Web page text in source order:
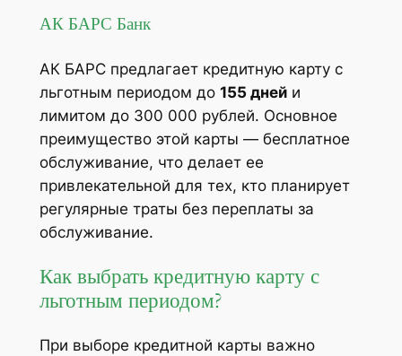
АК БАРС Банк
АК БАРС предлагает кредитную карту с
льготным периодом до 155 днейи
лимитом до 300 000 рублей. Основное
преимущество этой карты — бесплатное
обслуживание, что делает ее
привлекательной для тех, кто планирует
регулярные траты без переплаты за
обслуживание​.
Как выбрать кредитную карту с
льготным периодом?
При выборе кредитной карты важно